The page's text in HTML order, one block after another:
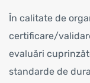
În calitate de
certificare/
evaluări
standarde de